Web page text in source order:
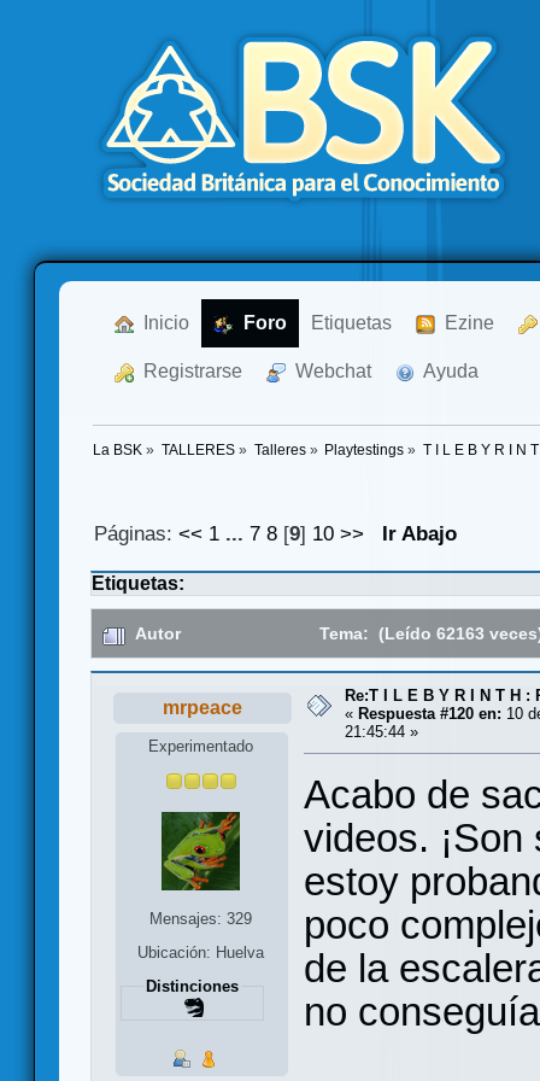
Inicio Foro Etiquetas Ezine
Registrarse Webchat Ayuda
La BSK » TALLERES» Talleres» Playtestings » T I L E B Y R I N
Páginas:<< 1 ...7 8 [9] 10 >> Ir Abajo
Etiquetas:
Autor Tema: (Leído 62163
mrpeace
Experimentado
Mensajes: 329
Ubicación: Huelva
Distinciones
Re:T I L E B Y R I N T H
« Respuesta #120 en: 10
21:45:44 »
Acabo de
videos.
estoy
poco
de la
no